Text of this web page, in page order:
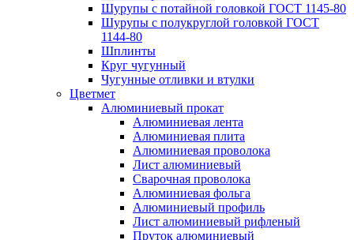
Шурупы с потайной головкой ГОСТ 1145-80
Шурупы с полукруглой головкой ГОСТ
1144-80
Шплинты
Круг чугунный
Чугунные отливки и втулки
Цветмет
Алюминиевый прокат
Алюминиевая лента
Алюминиевая плита
Алюминиевая проволока
Лист алюминиевый
Сварочная проволока
Алюминиевая фольга
Алюминиевый профиль
Лист алюминиевый рифленый
Пруток алюминиевый